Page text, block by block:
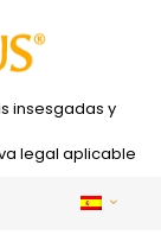
insesgadas y
legal aplicable